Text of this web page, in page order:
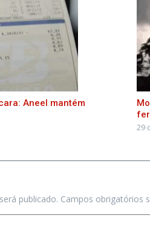
Aneel mantém
29
publicado. Campos obrigatórios